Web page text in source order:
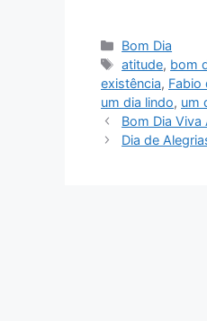
Categorias
Bom Dia
Tags
atitude, bom
existência, Fabio
um dia lindo, um
Bom Dia Viva
Dia de